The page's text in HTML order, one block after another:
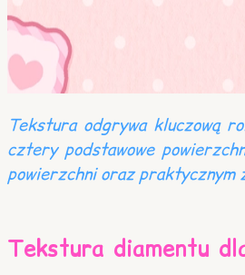
Tekstura odgrywa kluczową
cztery podstawowe
powierzchni oraz praktycznym
Tekstura diamentu